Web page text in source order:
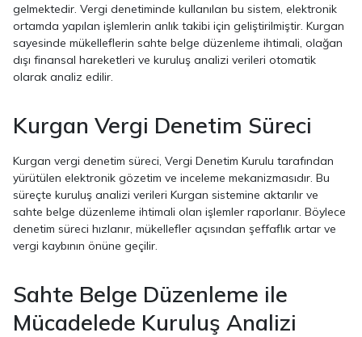
gelmektedir. Vergi denetiminde kullanılan bu sistem, elektronik
ortamda yapılan işlemlerin anlık takibi için geliştirilmiştir. Kurgan
sayesinde mükelleflerin sahte belge düzenleme ihtimali, olağan
dışı finansal hareketleri ve kuruluş analizi verileri otomatik
olarak analiz edilir.
Kurgan Vergi Denetim Süreci
Kurgan vergi denetim süreci, Vergi Denetim Kurulu tarafından
yürütülen elektronik gözetim ve inceleme mekanizmasıdır. Bu
süreçte kuruluş analizi verileri Kurgan sistemine aktarılır ve
sahte belge düzenleme ihtimali olan işlemler raporlanır. Böylece
denetim süreci hızlanır, mükellefler açısından şeffaflık artar ve
vergi kaybının önüne geçilir.
Sahte Belge Düzenleme ile
Mücadelede Kuruluş Analizi